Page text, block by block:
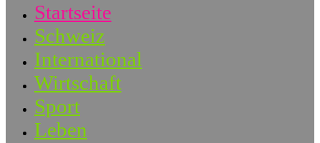
Startseite
Schweiz
International
Wirtschaft
Sport
Leben